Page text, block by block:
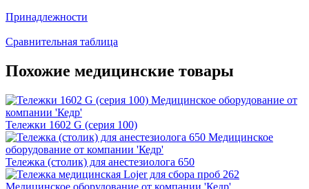
Принадлежности
Сравнительная таблица
Похожие медицинские товары
Тележки 1602 G (серия 100)
Тележка (столик) для анестезиолога 650